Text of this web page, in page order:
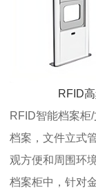
RFID
RFID智能档案柜
档案，文件立式
观方便和周围环
档案柜中，针对